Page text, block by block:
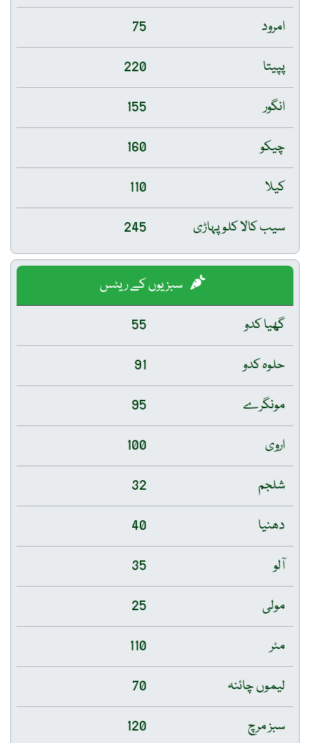
امرود
75
پپیتا
220
انگور
155
چیکو
160
کیلا
110
سیب کالا کلو پہاڑی
245
سبزیوں کے ریٹس
گھیا کدو
55
حلوہ کدو
91
مونگرے
95
اروی
100
شلجم
32
دھنیا
40
آلو
35
مولی
25
مٹر
110
لیموں چائنہ
70
سبز مرچ
120